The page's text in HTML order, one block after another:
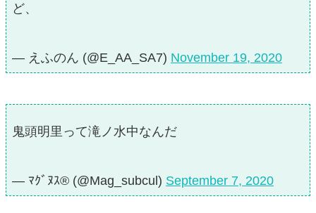
ど、
— えふのん (@E_AA_SA7) November 19, 2020
鬼頭明里って滝ノ水中なんだ
— ﾏｸﾞﾇｽ®︎ (@Mag_subcul) September 7, 2020